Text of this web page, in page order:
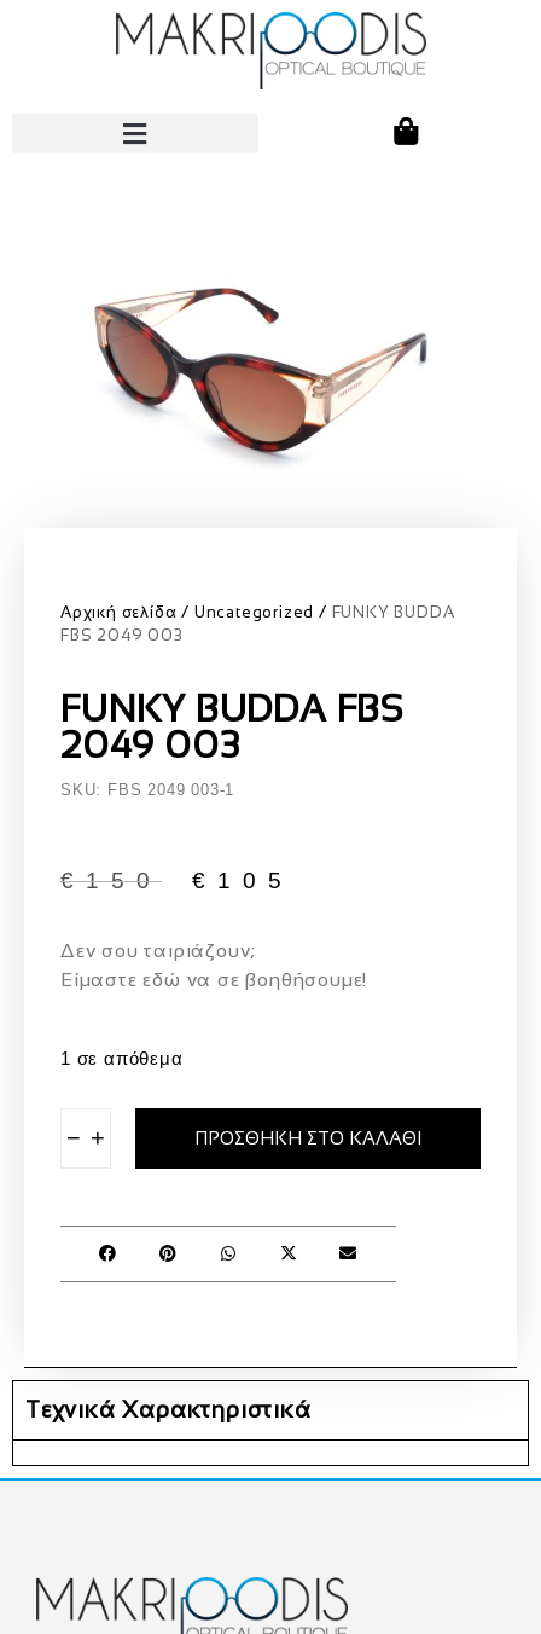
Αρχική σελίδα Uncategorized
FUNKY BUDDA
FBS 2049 003
FUNKY BUDDA FBS
2049 003
SKU: FBS 2049 003-1
€150 € 105
Δεν σου ταιριάζουν;
Eίμαστε εδώ να σε βοηθήσουμε!
1 σε απόθεμα
− + ΠΡΟΣΘΉΚΗ ΣΤΟ ΚΑΛΆΘΙ
Τεχνικά Χαρακτηριστικά